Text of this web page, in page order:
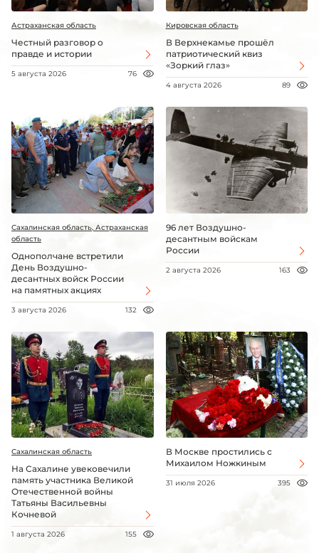
Астраханская область
Честный разговор о
правде и истории
5 августа 2026 76
Кировская область
В Верхнекамье прошёл
патриотический квиз
«Зоркий глаз»
4 августа 2026 89
Сахалинская область, Астраханская
область
Однополчане встретили
День Воздушно-
десантных войск России
на памятных акциях
3 августа 2026 132
96 лет Воздушно-
десантным войскам
России
2 августа 2026 163
Сахалинская область
На Сахалине увековечили
память участника Великой
Отечественной войны
Татьяны Васильевны
Кочневой
1 августа 2026 155
В Москве простились с
Михаилом Ножкиным
31 июля 2026 395